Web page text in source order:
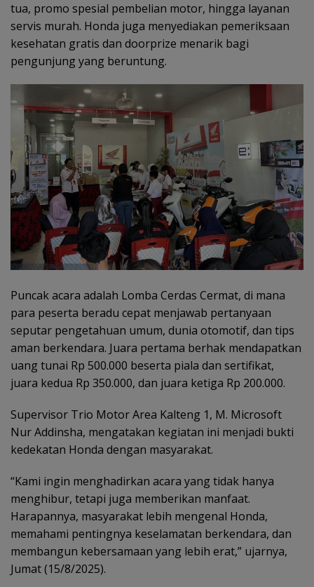
tua, promo spesial pembelian motor, hingga layanan
servis murah. Honda juga menyediakan pemeriksaan
kesehatan gratis dan doorprize menarik bagi
pengunjung yang beruntung.
Puncak acara adalah Lomba Cerdas Cermat, di mana
para peserta beradu cepat menjawab pertanyaan
seputar pengetahuan umum, dunia otomotif, dan tips
aman berkendara. Juara pertama berhak mendapatkan
uang tunai Rp 500.000 beserta piala dan sertifikat,
juara kedua Rp 350.000, dan juara ketiga Rp 200.000.
Supervisor Trio Motor Area Kalteng 1, M. Microsoft
Nur Addinsha, mengatakan kegiatan ini menjadi bukti
kedekatan Honda dengan masyarakat.
“Kami ingin menghadirkan acara yang tidak hanya
menghibur, tetapi juga memberikan manfaat.
Harapannya, masyarakat lebih mengenal Honda,
memahami pentingnya keselamatan berkendara, dan
membangun kebersamaan yang lebih erat,” ujarnya,
Jumat (15/8/2025).